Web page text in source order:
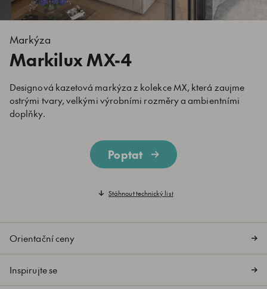
Markýza
Markilux MX-4
Designová kazetová markýza z kolekce MX, která zaujme
ostrými tvary, velkými výrobními rozměry a ambientními
doplňky.
Poptat
Stáhnout technický list
Orientační ceny
Inspirujte se